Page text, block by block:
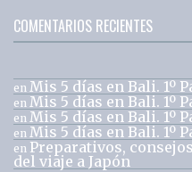
COMENTARIOS RECIENTES
en Mis 5 días en Bali. 1º
en Mis 5 días en Bali. 1º
en Mis 5 días en Bali. 1º
en Mis 5 días en Bali. 1º
en Preparativos,
del viaje a Japón